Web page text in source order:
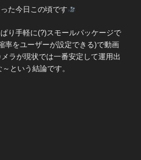
た今日この頃です
り手軽に(?)スモールパッケージで
率をユーザーが設定できる)で動画
ラが現状では一番安定して運用出
という結論です。